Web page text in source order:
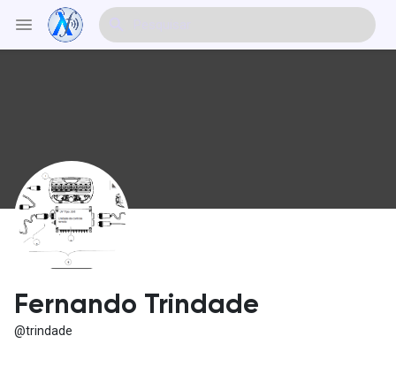
Meus Eventos
Explorar Artigos & Publicações
Explorar Mercado
Fernando Trindade
@trindade